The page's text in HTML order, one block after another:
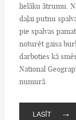
lielāku ātrumu.
daļai putnu
pie spalvas
noturēt gaisa
darboties kā
National
numurā.
LASĪT →